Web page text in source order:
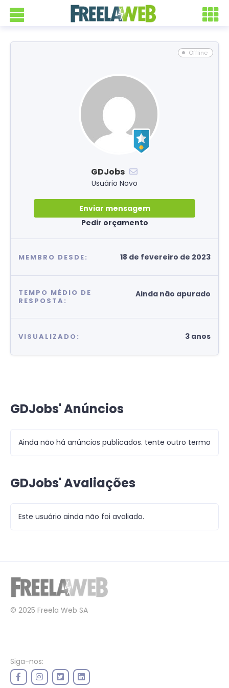
Offline
GDJobs
Usuário Novo
Enviar mensagem
Pedir orçamento
MEMBRO DESDE: 18 de fevereiro de 2023
TEMPO MÉDIO DE
RESPOSTA:
Ainda não apurado
VISUALIZADO: 3 anos
GDJobs' Anúncios
Ainda não há anúncios publicados. tente outro termo
GDJobs' Avaliações
Este usuário ainda não foi avaliado.
© 2025 Freela Web SA
Siga-nos: